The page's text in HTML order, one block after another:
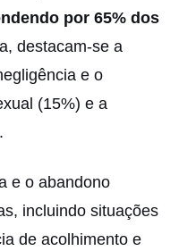
por 65% dos
destacam-se a
e o
(15%) e a
e o abandono
incluindo situações
de acolhimento e